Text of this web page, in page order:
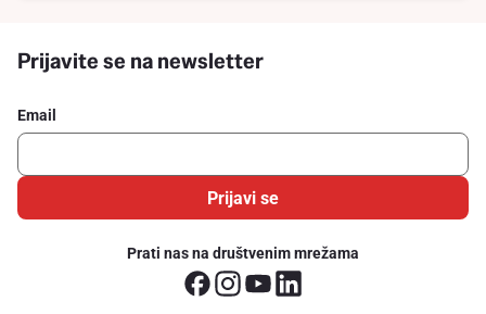
Prijavite se na newsletter
Email
Prijavi se
Prati nas na društvenim mrežama